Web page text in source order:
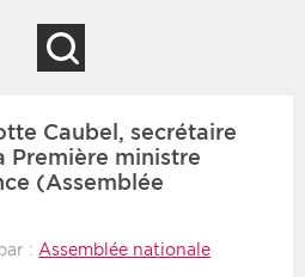
Type d'information
Rendez-vous
Communiqués
Caubel, secrétaire
Première ministre
(Assemblée
:Assemblée nationale